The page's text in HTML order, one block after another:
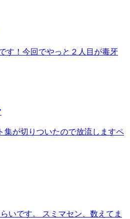
す！今回でやっと２人目が毒牙
集が切りついたので放流しますペ
いです。 スミマセン、数えてま